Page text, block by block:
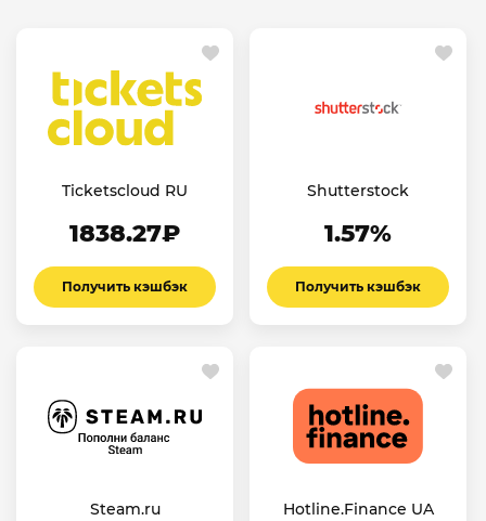
Ticketscloud RU
1838.27₽
Получить кэшбэк
Shutterstock
1.57%
Получить кэшбэк
Steam.ru Hotline.Finance UA